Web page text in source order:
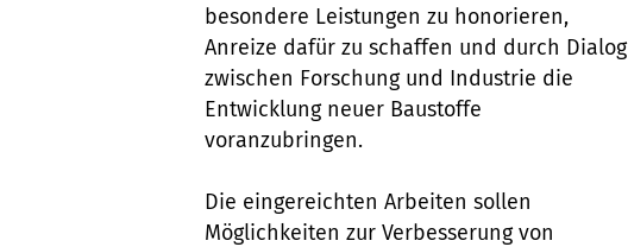
besondere Leistungen zu honorieren,
Anreize dafür zu schaffen und durch Dialog
zwischen Forschung und Industrie die
Entwicklung neuer Baustoffe
voranzubringen.
Die eingereichten Arbeiten sollen
Möglichkeiten zur Verbesserung von